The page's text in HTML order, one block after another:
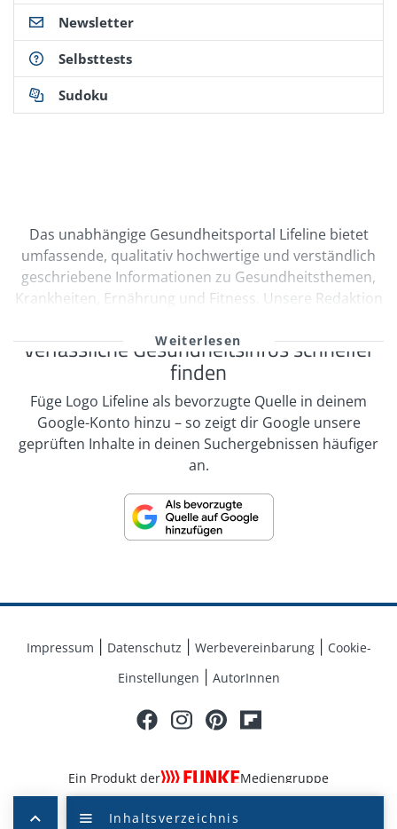
Newsletter
Selbsttests
Sudoku
Das unabhängige Gesundheitsportal Lifeline bietet
umfassende, qualitativ hochwertige und verständlich
geschriebene Informationen zu Gesundheitsthemen,
Krankheiten, Ernährung und Fitness. Unsere Redaktion
kontinuierlichen Erstellung und Qualitätssicherung
unserer Inhalte unterstützt. Viele unserer
Informationen sind multimedial mit Videos und
informativen Bildergalerien aufbereitet. Zahlreiche
Selbsttests regen zur Interaktion an. In unserem
Expertenrat und Foren zu verschiedenen
Themenbereichen können die Nutzer von Lifeline mit
Experten Themen diskutieren oder sich auch mit
anderen Nutzern austauschen. Unsere Informationen
sollen keinesfalls als Ersatz für einen Arztbesuch
dienen daher nicht der eigenmächtigen
Diagnosestellung sowie Behandlung.
Verlässliche Gesundheitsinfos schneller
finden
Füge Logo Lifeline als bevorzugte Quelle in deinem
Google-Konto hinzu – so zeigt dir Google unsere
geprüften Inhalte in deinen Suchergebnissen häufiger
an.
Impressum Datenschutz Werbevereinbarung
Cookie-
Einstellungen
AutorInnen
Ein Produkt der
Mediengruppe
© 2026 FUNKE Mediengruppe